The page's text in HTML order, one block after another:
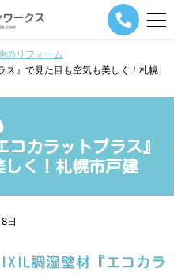
メ
ー
ビ
タ
のリフォーム
ス』で見た目も空気も美しく！札幌
カラットプラス』
く！札幌市戸建
日
調湿壁材『エコカラ